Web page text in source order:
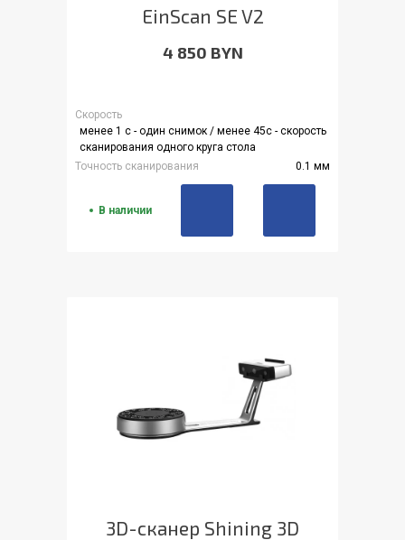
EinScan SE V2
4 850 BYN
Скорость
менее 1 с - один снимок / менее 45с - скорость
сканирования одного круга стола
Точность сканирования
0.1 мм
В наличии
3D-сканер Shining 3D